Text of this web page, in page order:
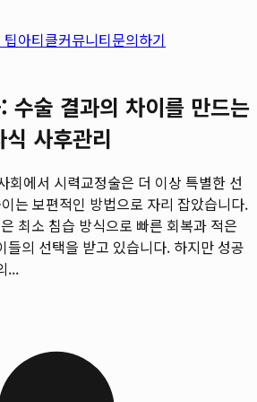
아티클커뮤니티문의하기
수술 결과의 차이를 만드는
사후관리
회에서 시력교정술은 더 이상 특별한 선
는 보편적인 방법으로 자리 잡았습니다.
최소 침습 방식으로 빠른 회복과 적은
들의 선택을 받고 있습니다. 하지만 성공
...